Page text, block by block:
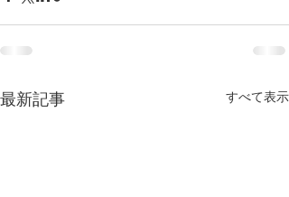
最新記事 すべて表示